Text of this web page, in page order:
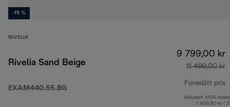
-15 %
RIVELIA
Rivelia Sand Beige
EXAM440.55.BG
9 799,00 kr
11 499,00 kr
Foreslått pris
Inkludert MVA-
1 959,80 kr (